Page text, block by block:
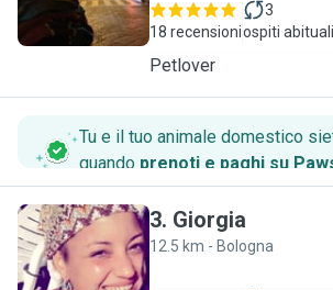
18 recensioni
3
ospiti abituali
Petlover
Tu e il tuo animale domestico
quando prenoti e paghi su
G
3. Giorgia
12.5 km - Bologna